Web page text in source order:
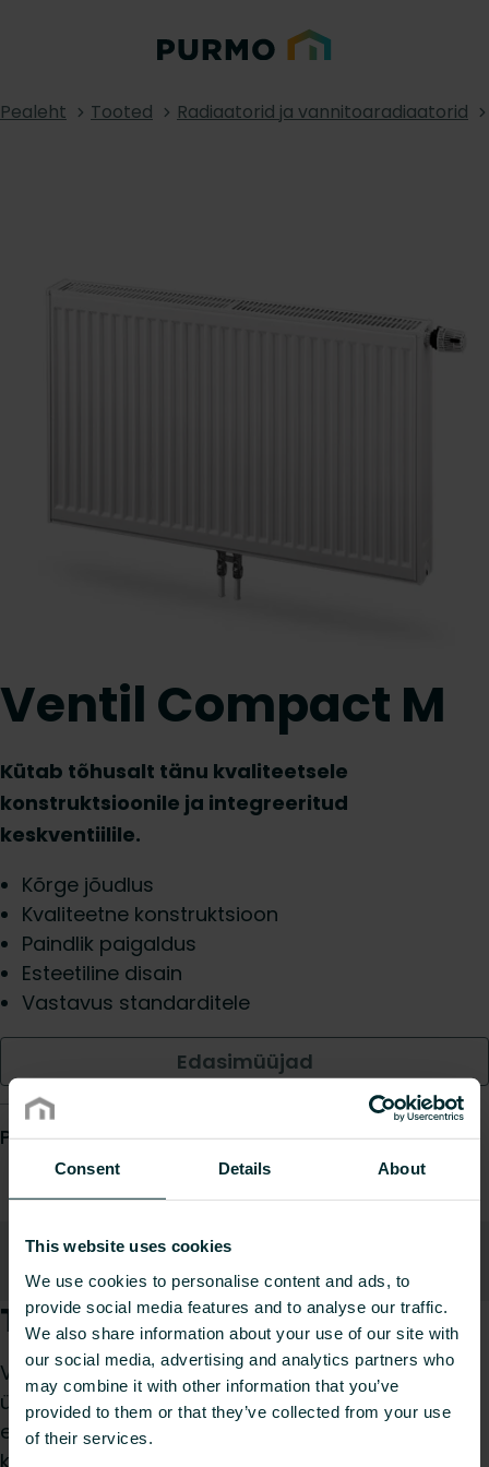
Consent Details About
This website uses cookies
We use cookies to personalise content and ads, to
provide social media features and to analyse our traffic.
We also share information about your use of our site with
our social media, advertising and analytics partners who
may combine it with other information that you’ve
provided to them or that they’ve collected from your use
of their services.
Pealeht Tooted Radiaatorid ja vannitoaradiaatorid
Ventil Compact M
Kütab tõhusalt tänu kvaliteetsele
konstruktsioonile ja integreeritud
keskventiilile.
Kõrge jõudlus
Kvaliteetne konstruktsioon
Paindlik paigaldus
Esteetiline disain
Vastavus standarditele
Edasimüüjad
Prescription text
Toote kirjeldus
Ventil Compact M paneelradiaator keskalumise
ühendusega, külgpaneelide ja ülarestiga;
eelseadistatud ventiilisüdamikuga, komplektis
kinnitusklambrid, otsakork ja õhutusventiil; RAL